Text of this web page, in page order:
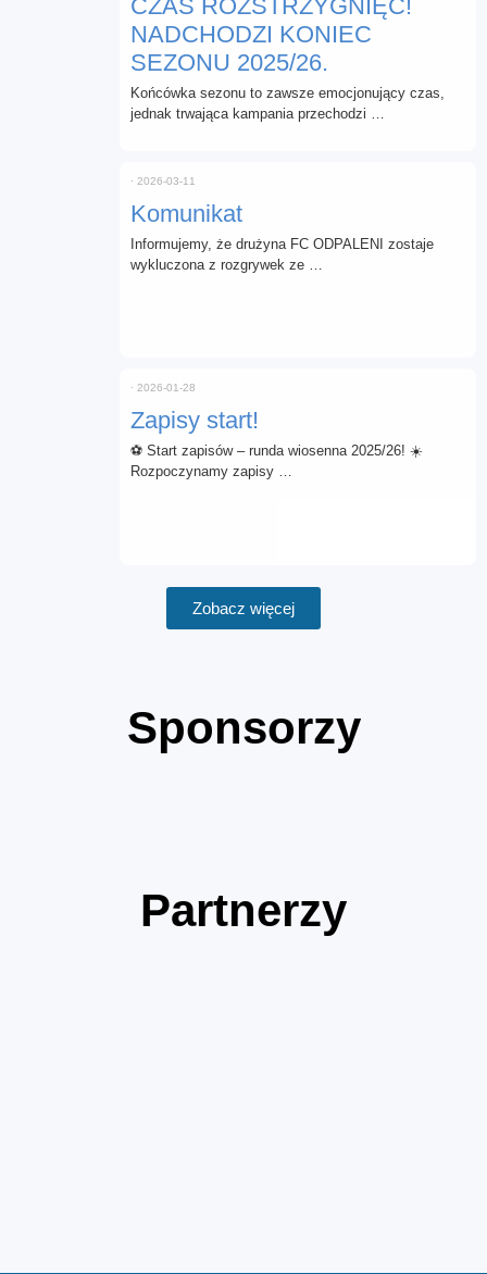
CZAS ROZSTRZYGNIĘĆ!
NADCHODZI KONIEC
SEZONU 2025/26.
Końcówka sezonu to zawsze emocjonujący czas,
jednak trwająca kampania przechodzi …
Komunikat
⋅ 2026-03-11
Informujemy, że drużyna FC ODPALENI zostaje
wykluczona z rozgrywek ze …
Zapisy start!
⋅ 2026-01-28
⚽ Start zapisów – runda wiosenna 2025/26! ☀️
Rozpoczynamy zapisy …
Zobacz więcej
Sponsorzy
Partnerzy